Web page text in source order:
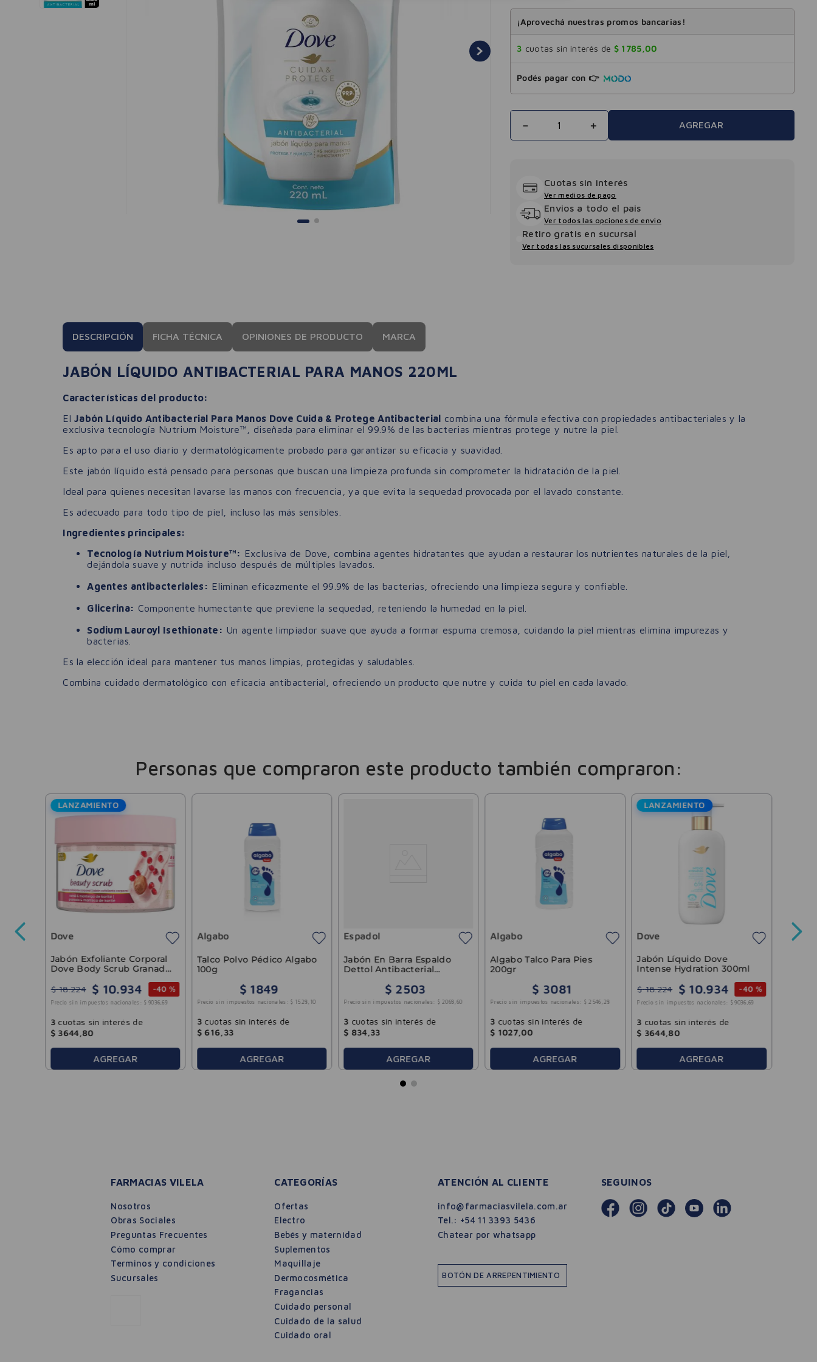
¡Aprovechá nuestras promos bancarias!
3 cuotas sin interés de $ 1785,00
Podés pagar con 👉
＋
－ AGREGAR
Cuotas sin interés
Ver medios de pago
Envios a todo el pais
Ver todos las opciones de envio
Retiro gratis en sucursal
Ver todas las sucursales disponibles
DESCRIPCIÓN FICHA TÉCNICA OPINIONES DE PRODUCTO MARCA
JABÓN LÍQUIDO ANTIBACTERIAL PARA MANOS 220ML
Características del producto:
ElJabón Líquido Antibacterial Para Manos Dove Cuida & Protege Antibacterial combina una fórmula efectiva con propiedades antibacteriales y la
exclusiva tecnología Nutrium Moisture™, diseñada para eliminar el 99.9% de las bacterias mientras protege y nutre la piel.
Es apto para el uso diario y dermatológicamente probado para garantizar su eficacia y suavidad.
Este jabón líquido está pensado para personas que buscan una limpieza profunda sin comprometer la hidratación de la piel.
Ideal para quienes necesitan lavarse las manos con frecuencia, ya que evita la sequedad provocada por el lavado constante.
Es adecuado para todo tipo de piel, incluso las más sensibles.
Ingredientes principales:
Tecnología Nutrium Moisture™: Exclusiva de Dove, combina agentes hidratantes que ayudan a restaurar los nutrientes naturales de la piel,
dejándola suave y nutrida incluso después de múltiples lavados.
Agentes antibacteriales: Eliminan eficazmente el 99.9% de las bacterias, ofreciendo una limpieza segura y confiable.
Glicerina: Componente humectante que previene la sequedad, reteniendo la humedad en la piel.
Sodium Lauroyl Isethionate: Un agente limpiador suave que ayuda a formar espuma cremosa, cuidando la piel mientras elimina impurezas y
bacterias.
Es la elección ideal para mantener tus manos limpias, protegidas y saludables.
Combina cuidado dermatológico con eficacia antibacterial, ofreciendo un producto que nutre y cuida tu piel en cada lavado.
Personas que compraron este producto también compraron:
30 %
LANZAMIENTO
Dove
Jabón Exfoliante Corporal
Dove Body Scrub Granada
$ 18.224 $ 10.934 -40 %
Precio sin impuestos nacionales: $ 9036 ,69
3 cuotas sin interés de
$ 3644,80
AGREGAR
Algabo
Talco Polvo Pédico Algabo
100g
$ 1849
Precio sin impuestos nacionales: $ 1528 , 10
3 cuotas sin interés de
$ 616 33
AGREGAR
Espadol
Jabón En Barra Espaldo
Dettol Antibacterial
$ 2503
Precio sin impuestos nacionales: $ 2068 ,60
3 cuotas sin interés de
$ 834, 33
AGREGAR
Algabo
Algabo Talco Para Pies
200gr
$ 3081
Precio sin impuestos nacionales: $ 2546 , 28
3 cuotas sin interés de
$ 1027,00
AGREGAR
LANZAMIENTO
Dove
Jabón Líquido Dove
Intense Hydration 300ml
$ 18.224 $ 10.934 -40 %
Precio sin impuestos nacionales: $ 9036 ,69
3 cuotas sin interés de
$ 3644,80
AGREGAR
FARMACIAS VILELA
Nosotros
Obras Sociales
Preguntas Frecuentes
Cómo comprar
Terminos y condiciones
Sucursales
CATEGORÍAS
Ofertas
Electro
Bebés y maternidad
Suplementos
Maquillaje
Dermocosmética
Fragancias
Cuidado personal
Cuidado de la salud
Cuidado oral
ATENCIÓN AL CLIENTE
info@farmaciasvilela.com.ar
Tel.: +54 11 3393 5436
Chatear por whatsapp
BOTÓN DE ARREPENTIMIENTO
SEGUINOS